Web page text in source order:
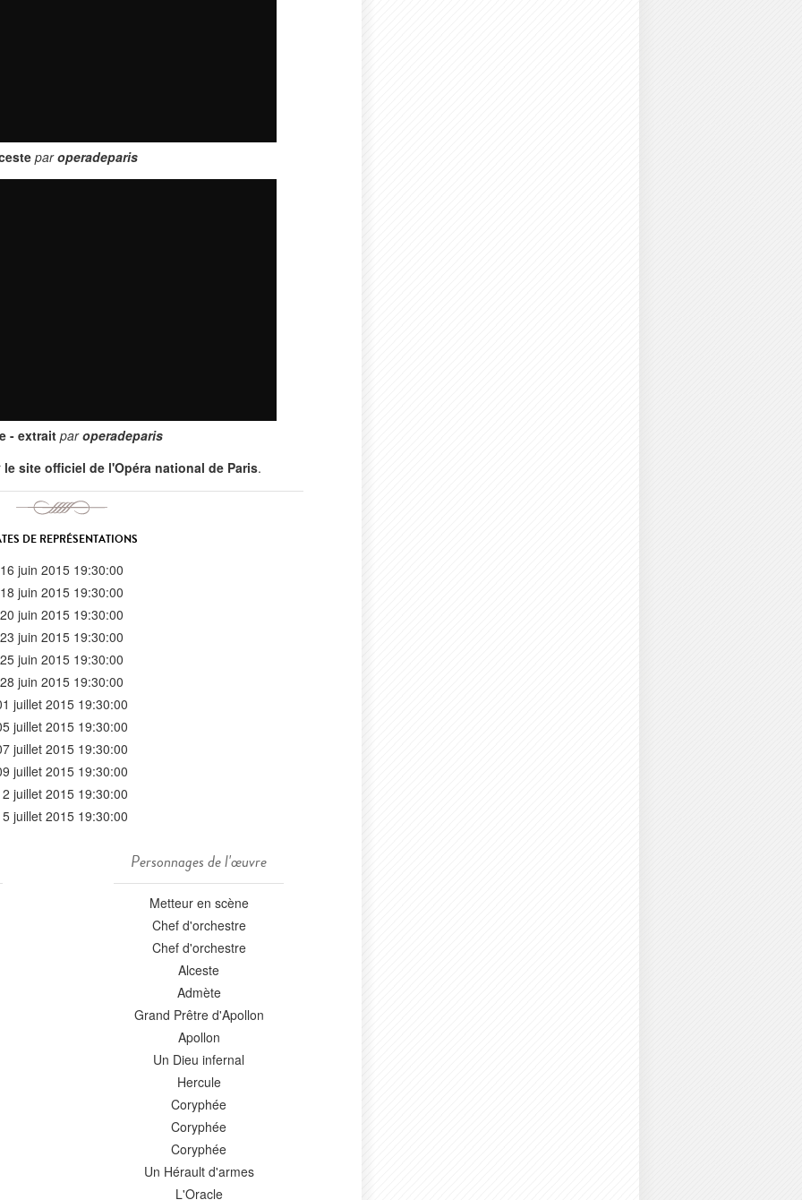
paroperadeparis
- extrait paroperadeparis
le site officiel de l'Opéra national de Paris.
DE REPRÉSENTATIONS
16 juin 2015 19:30:00
18 juin 2015 19:30:00
20 juin 2015 19:30:00
23 juin 2015 19:30:00
25 juin 2015 19:30:00
28 juin 2015 19:30:00
juillet 2015 19:30:00
juillet 2015 19:30:00
juillet 2015 19:30:00
juillet 2015 19:30:00
juillet 2015 19:30:00
juillet 2015 19:30:00
Personnages de l'œuvre
Metteur en scène
Chef d'orchestre
Chef d'orchestre
Alceste
Admète
Grand Prêtre d'Apollon
Apollon
Un Dieu infernal
Hercule
Coryphée
Coryphée
Coryphée
Un Hérault d'armes
L'Oracle